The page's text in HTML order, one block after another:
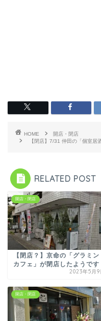
HOME
開店・閉店
【閉店】7/31 仲田の「個室居
RELATED POST
開店・閉店
【閉店？】京命の「グラミン
カフェ」が閉店したようです
2023年5月9
開店・閉店